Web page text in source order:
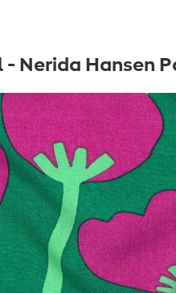
Nerida Hansen